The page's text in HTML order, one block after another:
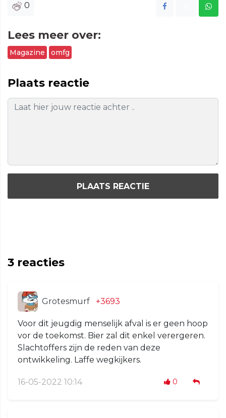
0
Lees meer over:
Magazine omfg
Plaats reactie
PLAATS REACTIE
3 reacties
Grotesmurf +3693
Voor dit jeugdig menselijk afval is er geen hoop
vor de toekomst. Bier zal dit enkel verergeren.
Slachtoffers zijn de reden van deze
ontwikkeling. Laffe wegkijkers.
16-05-2022 10:14 0